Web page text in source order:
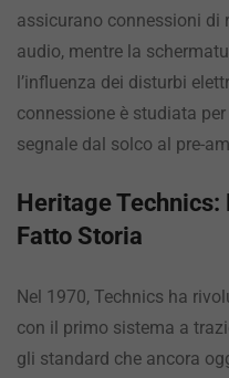
assicurano connessioni di
audio, mentre la
l’influenza dei disturbi
connessione è studiata per
segnale dal solco al pre-
Heritage Technics:
Fatto Storia
Nel 1970, Technics ha
con il primo sistema a
gli standard che ancora